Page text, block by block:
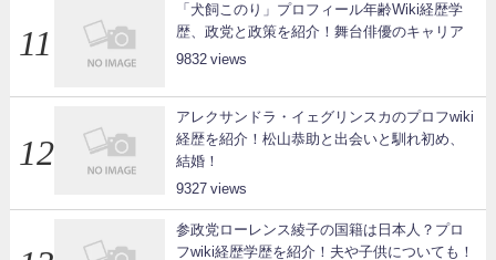
「犬飼このり」プロフィール年齢Wiki経歴学
歴、政党と政策を紹介！舞台俳優のキャリア
9832
アレクサンドラ・イェグリンスカのプロフwiki
経歴を紹介！松山恭助と出会いと馴れ初め、
結婚！
9327
参政党ローレンス綾子の国籍は日本人？プロ
フwiki経歴学歴を紹介！夫や子供についても！